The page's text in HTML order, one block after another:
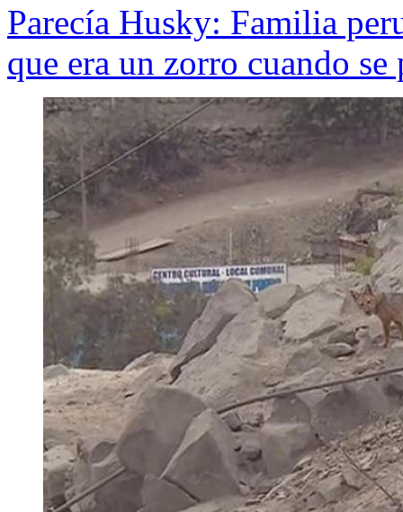
Parecía Husky: Familia
que era un zorro cuando se